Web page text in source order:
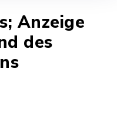
Anzeige
des